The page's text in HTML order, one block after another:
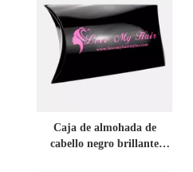
Caja de almohada de
cabello negro brillante